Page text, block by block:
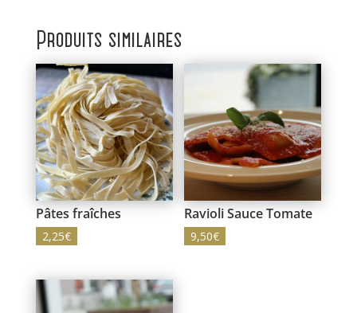
Produits similaires
Pâtes fraîches
2,25€
Ravioli Sauce Tomate
9,50€